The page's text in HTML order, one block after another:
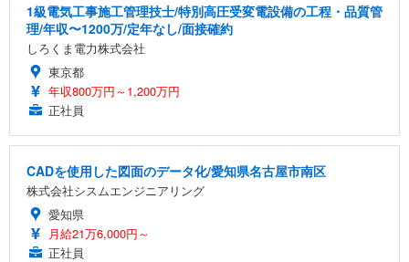
1級電気工事施工管理技士/特別高圧受変電設備の工程・品質管
理/年収〜1200万/定年なし/面接確約
しろくま電力株式会社
東京都
年収800万円～1,200万円
正社員
CADを使用した図面のデータ化/愛知県名古屋市南区
株式会社シスムエンジニアリング
愛知県
月給21万6,000円～
正社員